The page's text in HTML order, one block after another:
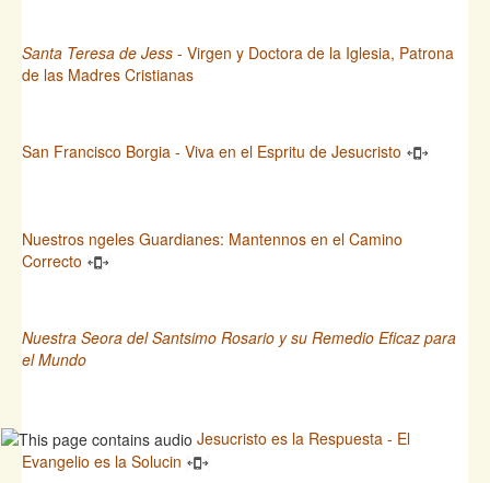
Santa Teresa de Jess - Virgen y Doctora de la Iglesia, Patrona
de las Madres Cristianas
San Francisco Borgia - Viva en el Espritu de Jesucristo
Nuestros ngeles Guardianes: Mantennos en el Camino
Correcto
Nuestra Seora del Santsimo Rosario y su Remedio Eficaz para
el Mundo
Jesucristo es la Respuesta - El
Evangelio es la Solucin